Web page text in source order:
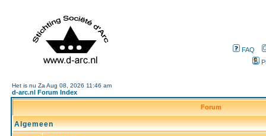
FAQ
Het is nu Za Aug 08, 2026 11:46 am
d-arc.nl Forum Index
Forum
Algemeen